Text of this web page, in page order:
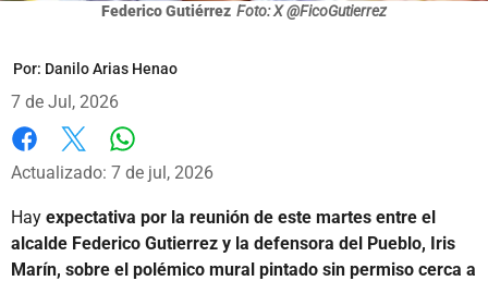
Federico Gutiérrez Foto: X @FicoGutierrez
Por: Danilo Arias Henao
7 de Jul, 2026
Facebook
X
Actualizado: 7 de jul, 2026
Hay expectativa por la reunión de este martes entre el
alcalde Federico Gutierrez y la defensora del Pueblo, Iris
Marín, sobre el polémico mural pintado sin permiso cerca a